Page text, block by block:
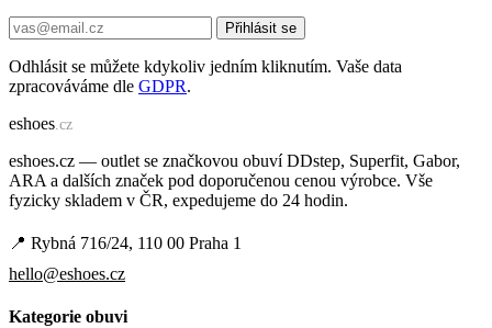
Přihlásit se
Odhlásit se můžete kdykoliv jedním kliknutím. Vaše data
zpracováváme dle GDPR.
eshoes.cz
eshoes.cz — outlet se značkovou obuví DDstep, Superfit, Gabor,
ARA a dalších značek pod doporučenou cenou výrobce. Vše
fyzicky skladem v ČR, expedujeme do 24 hodin.
📍 Rybná 716/24, 110 00 Praha 1
hello@eshoes.cz
Kategorie obuvi